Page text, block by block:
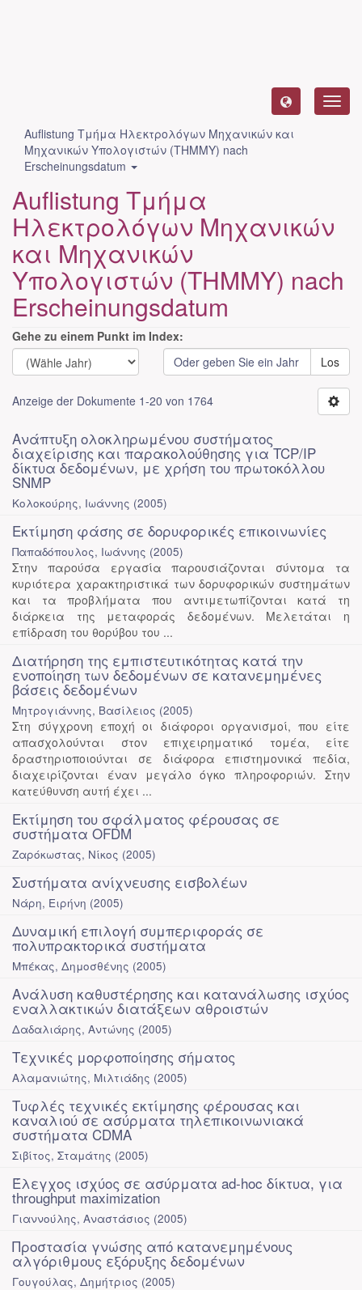
Auflistung Τμήμα Ηλεκτρολόγων Μηχανικών και
Μηχανικών Υπολογιστών (ΤΗΜΜΥ) nach
Erscheinungsdatum
Auflistung Τμήμα
Ηλεκτρολόγων Μηχανικών
και Μηχανικών
Υπολογιστών (ΤΗΜΜΥ) nach
Erscheinungsdatum
Gehe zu einem Punkt im Index:
Los
Anzeige der Dokumente 1-20 von 1764
Ανάπτυξη ολοκληρωμένου συστήματος
διαχείρισης και παρακολούθησης για TCP/IP
δίκτυα δεδομένων, με χρήση του πρωτοκόλλου
SNMP
Κολοκούρης, Ιωάννης (2005)
Εκτίμηση φάσης σε δορυφορικές επικοινωνίες
Παπαδόπουλος, Ιωάννης (2005)
Στην παρούσα εργασία παρουσιάζονται σύντομα τα
κυριότερα χαρακτηριστικά των δορυφορικών συστημάτων
και τα προβλήματα που αντιμετωπίζονται κατά τη
διάρκεια της μεταφοράς δεδομένων. Μελετάται η
επίδραση του θορύβου του ...
Διατήρηση της εμπιστευτικότητας κατά την
ενοποίηση των δεδομένων σε κατανεμημένες
βάσεις δεδομένων
Μητρογιάννης, Βασίλειος (2005)
Στη σύγχρονη εποχή οι διάφοροι οργανισμοί, που είτε
απασχολούνται στον επιχειρηματικό τομέα, είτε
δραστηριοποιούνται σε διάφορα επιστημονικά πεδία,
διαχειρίζονται έναν μεγάλο όγκο πληροφοριών. Στην
κατεύθυνση αυτή έχει ...
Εκτίμηση του σφάλματος φέρουσας σε
συστήματα OFDM
Ζαρόκωστας, Νίκος (2005)
Συστήματα ανίχνευσης εισβολέων
Νάρη, Ειρήνη (2005)
Δυναμική επιλογή συμπεριφοράς σε
πολυπρακτορικά συστήματα
Μπέκας, Δημοσθένης (2005)
Ανάλυση καθυστέρησης και κατανάλωσης ισχύος
εναλλακτικών διατάξεων αθροιστών
Δαδαλιάρης, Αντώνης (2005)
Τεχνικές μορφοποίησης σήματος
Αλαμανιώτης, Μιλτιάδης (2005)
Τυφλές τεχνικές εκτίμησης φέρουσας και
καναλιού σε ασύρματα τηλεπικοινωνιακά
συστήματα CDMA
Σιβίτος, Σταμάτης (2005)
Έλεγχος ισχύος σε ασύρματα ad-hoc δίκτυα, για
throughput maximization
Γιαννούλης, Αναστάσιος (2005)
Προστασία γνώσης από κατανεμημένους
αλγόριθμους εξόρυξης δεδομένων
Γουγούλας, Δημήτριος (2005)